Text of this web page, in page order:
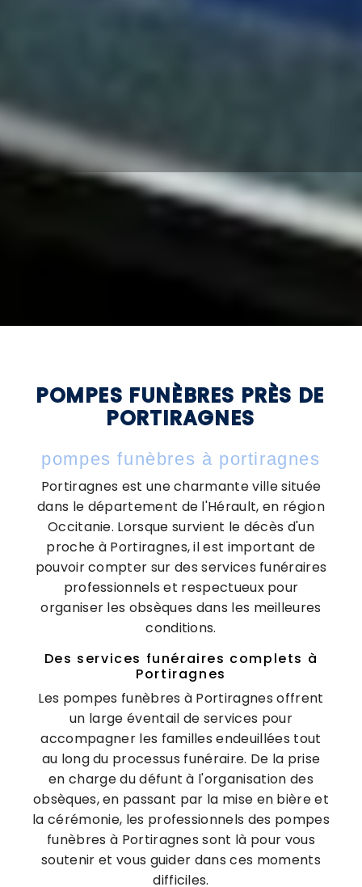
POMPES FUNÈBRES PRÈS DE
PORTIRAGNES
pompes funèbres à portiragnes
Portiragnes est une charmante ville située
dans le département de l'Hérault, en région
Occitanie. Lorsque survient le décès d'un
proche à Portiragnes, il est important de
pouvoir compter sur des services funéraires
professionnels et respectueux pour
organiser les obsèques dans les meilleures
conditions.
Des services funéraires complets à
Portiragnes
Les pompes funèbres à Portiragnes offrent
un large éventail de services pour
accompagner les familles endeuillées tout
au long du processus funéraire. De la prise
en charge du défunt à l'organisation des
obsèques, en passant par la mise en bière et
la cérémonie, les professionnels des pompes
funèbres à Portiragnes sont là pour vous
soutenir et vous guider dans ces moments
difficiles.